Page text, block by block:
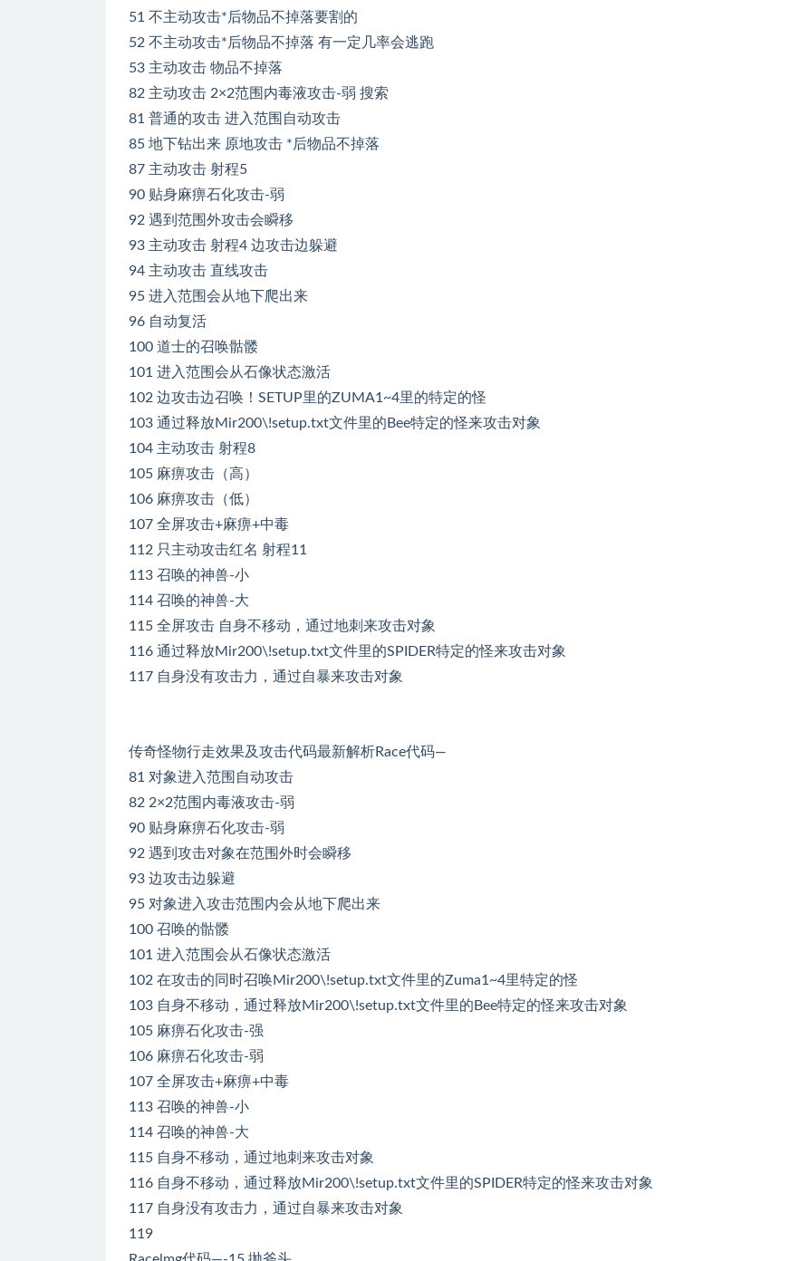
51 不主动攻击*后物品不掉落要割的
52 不主动攻击*后物品不掉落 有一定几率会逃跑
53 主动攻击 物品不掉落
82 主动攻击 2×2范围内毒液攻击-弱 搜索
81 普通的攻击 进入范围自动攻击
85 地下钻出来 原地攻击 *后物品不掉落
87 主动攻击 射程5
90 贴身麻痹石化攻击-弱
92 遇到范围外攻击会瞬移
93 主动攻击 射程4 边攻击边躲避
94 主动攻击 直线攻击
95 进入范围会从地下爬出来
96 自动复活
100 道士的召唤骷髅
101 进入范围会从石像状态激活
102 边攻击边召唤！SETUP里的ZUMA1~4里的特定的怪
103 通过释放Mir200\!setup.txt文件里的Bee特定的怪来攻击对象
104 主动攻击 射程8
105 麻痹攻击（高）
106 麻痹攻击（低）
107 全屏攻击+麻痹+中毒
112 只主动攻击红名 射程11
113 召唤的神兽-小
114 召唤的神兽-大
115 全屏攻击 自身不移动，通过地刺来攻击对象
116 通过释放Mir200\!setup.txt文件里的SPIDER特定的怪来攻击对象
117 自身没有攻击力，通过自暴来攻击对象
传奇怪物行走效果及攻击代码最新解析Race代码—
81 对象进入范围自动攻击
82 2×2范围内毒液攻击-弱
90 贴身麻痹石化攻击-弱
92 遇到攻击对象在范围外时会瞬移
93 边攻击边躲避
95 对象进入攻击范围内会从地下爬出来
100 召唤的骷髅
101 进入范围会从石像状态激活
102 在攻击的同时召唤Mir200\!setup.txt文件里的Zuma1~4里特定的怪
103 自身不移动，通过释放Mir200\!setup.txt文件里的Bee特定的怪来攻击对象
105 麻痹石化攻击-强
106 麻痹石化攻击-弱
107 全屏攻击+麻痹+中毒
113 召唤的神兽-小
114 召唤的神兽-大
115 自身不移动，通过地刺来攻击对象
116 自身不移动，通过释放Mir200\!setup.txt文件里的SPIDER特定的怪来攻击对象
117 自身没有攻击力，通过自暴来攻击对象
119